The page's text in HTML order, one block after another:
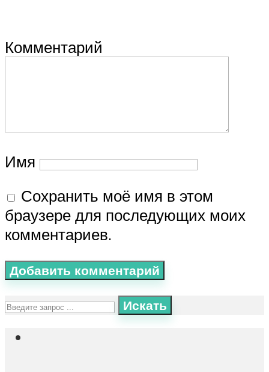
Комментарий
Имя
Сохранить моё имя в этом
браузере для последующих моих
комментариев.
Искать